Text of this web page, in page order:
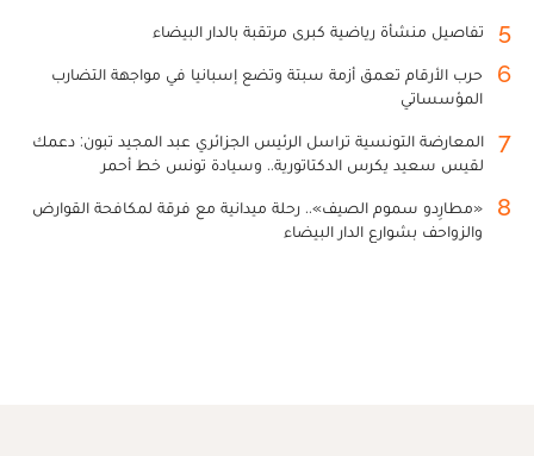
5 تفاصيل منشأة رياضية كبرى مرتقبة بالدار البيضاء
6
حرب الأرقام تعمق أزمة سبتة وتضع إسبانيا في مواجهة التضارب
المؤسساتي
7
المعارضة التونسية تراسل الرئيس الجزائري عبد المجيد تبون: دعمك
لقيس سعيد يكرس الدكتاتورية.. وسيادة تونس خط أحمر
8
«مطارِدو سموم الصيف».. رحلة ميدانية مع فرقة لمكافحة القوارض
والزواحف بشوارع الدار البيضاء